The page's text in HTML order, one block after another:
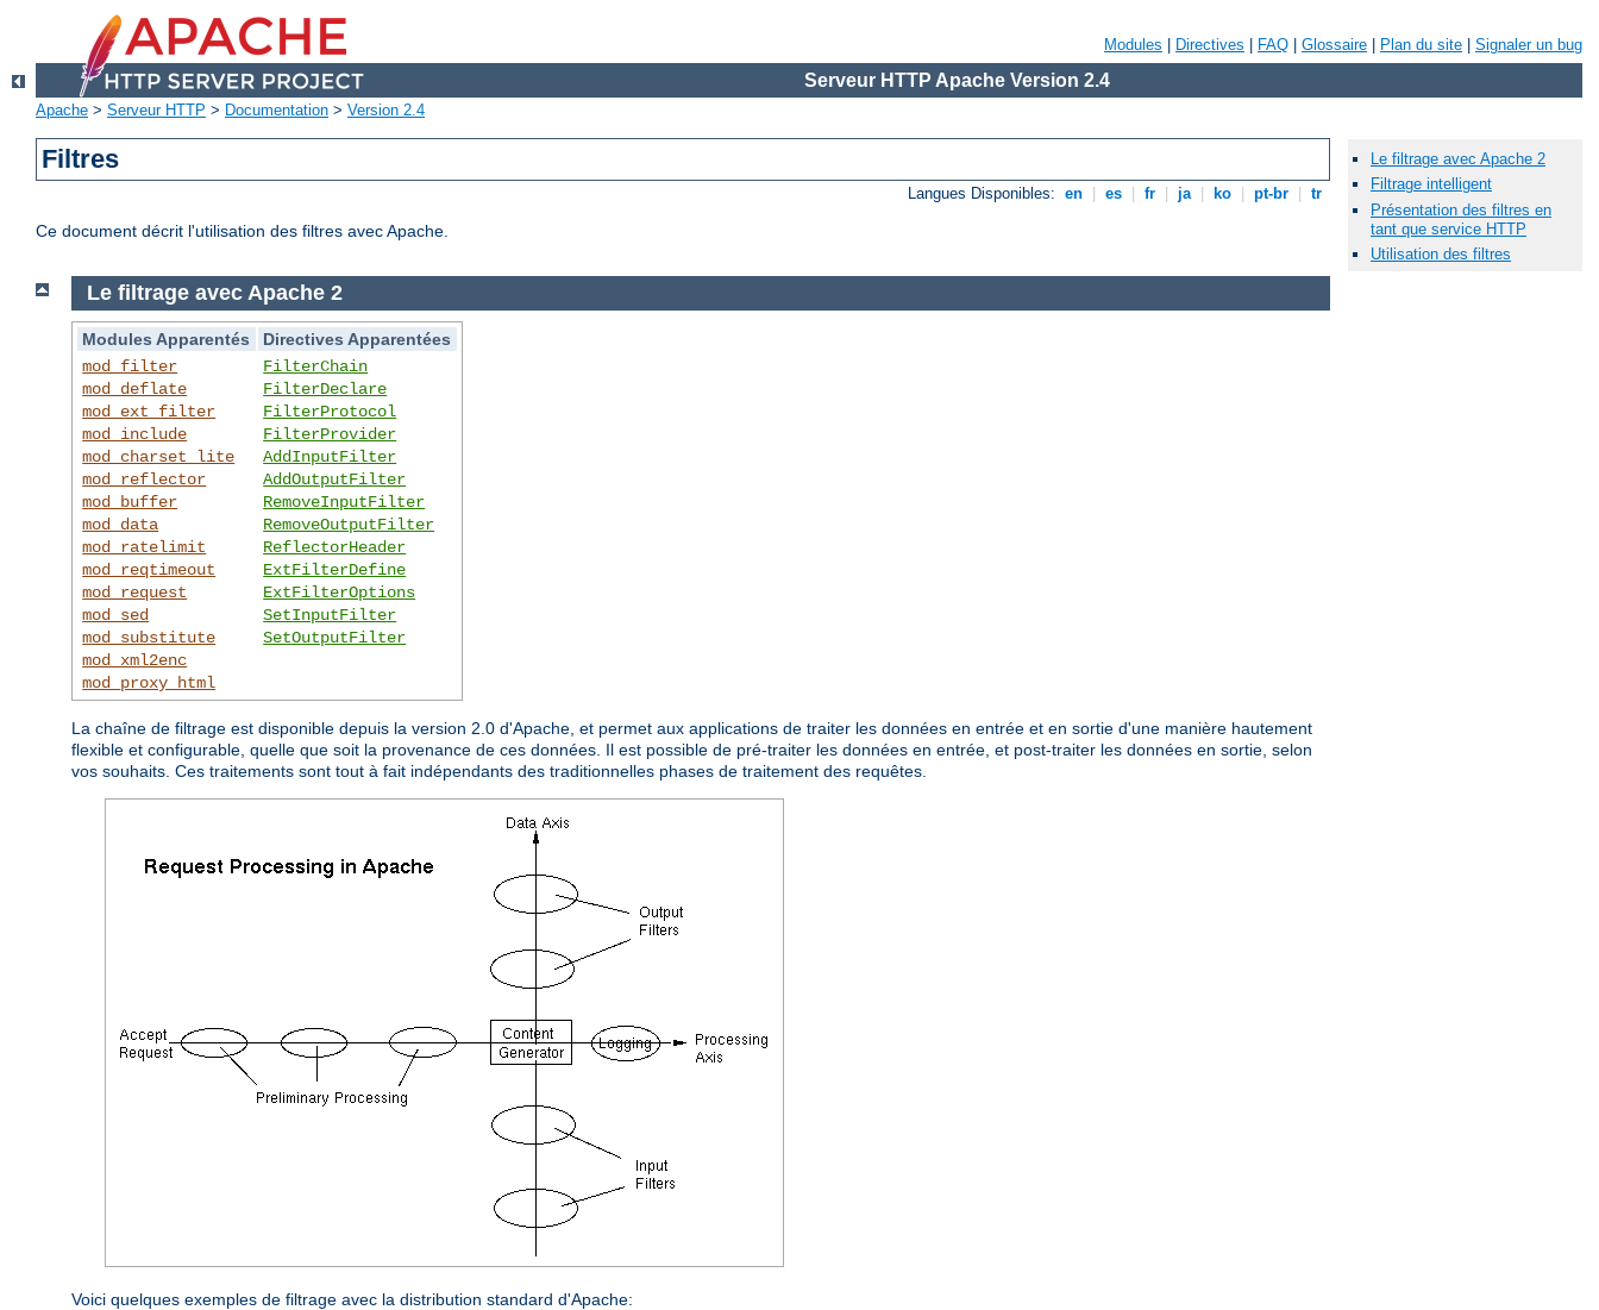
Modules Directives FAQ Glossaire Plan du site Signaler un bug
Serveur HTTP Apache Version 2.4
Apache > Serveur HTTP > Documentation > Version 2.4
Filtres
Langues Disponibles: en es fr ja ko pt-br tr
Ce document décrit l'utilisation des filtres avec Apache.
Le filtrage avec Apache 2
Modules Apparentés
Directives Apparentées
mod_filter
mod_deflate
mod_ext_filter
mod_include
mod_charset_lite
mod_reflector
mod_buffer
mod_data
mod_ratelimit
mod_reqtimeout
mod_request
mod_sed
mod_substitute
mod_xml2enc
mod_proxy_html
FilterChain
FilterDeclare
FilterProtocol
FilterProvider
AddInputFilter
AddOutputFilter
RemoveInputFilter
RemoveOutputFilter
ReflectorHeader
ExtFilterDefine
ExtFilterOptions
SetInputFilter
SetOutputFilter
La chaîne de filtrage est disponible depuis la version 2.0 d'Apache, et permet aux applications de traiter les données en entrée et en sortie d'une manière hautement
flexible et configurable, quelle que soit la provenance de ces données. Il est possible de pré-traiter les données en entrée, et post-traiter les données en sortie, selon
vos souhaits. Ces traitements sont tout à fait indépendants des traditionnelles phases de traitement des requêtes.
Voici quelques exemples de filtrage avec la distribution standard d'Apache:
Le filtrage avec Apache 2
Filtrage intelligent
Présentation des filtres en
tant que service HTTP
Utilisation des filtres